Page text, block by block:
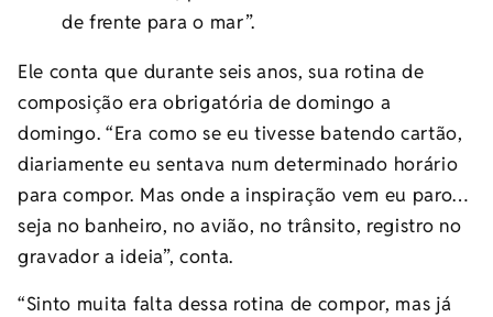
de frente para o mar”.
Ele conta que durante seis anos, sua rotina de
composição era obrigatória de domingo a
domingo. “Era como se eu tivesse batendo cartão,
diariamente eu sentava num determinado horário
para compor. Mas onde a inspiração vem eu paro…
seja no banheiro, no avião, no trânsito, registro no
gravador a ideia”, conta.
“Sinto muita falta dessa rotina de compor, mas já